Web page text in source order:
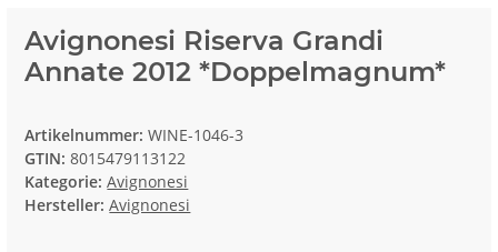
Avignonesi Riserva Grandi
Annate 2012 *Doppelmagnum*
Artikelnummer:WINE-1046-3
GTIN: 8015479113122
Kategorie:Avignonesi
Hersteller: Avignonesi